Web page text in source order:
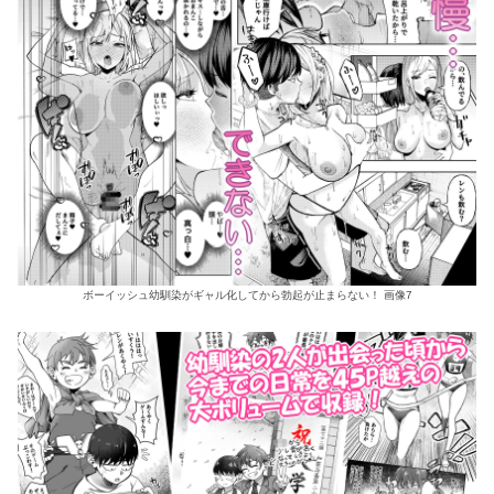
ボーイッシュ幼馴染がギャル化してから勃起が止まらない！ 画像7